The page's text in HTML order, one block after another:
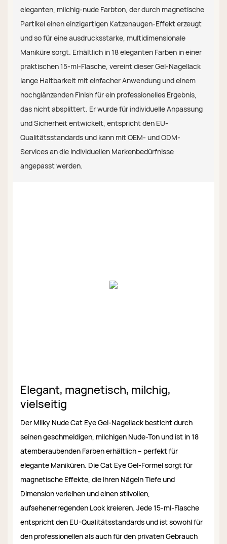
eleganten, milchig-nude Farbton, der durch magnetische
Partikel einen einzigartigen Katzenaugen-Effekt erzeugt
und so für eine ausdrucksstarke, multidimensionale
Maniküre sorgt. Erhältlich in 18 eleganten Farben in einer
praktischen 15-ml-Flasche, vereint dieser Gel-Nagellack
lange Haltbarkeit mit einfacher Anwendung und einem
hochglänzenden Finish für ein professionelles Ergebnis,
das nicht absplittert. Er wurde für individuelle Anpassung
und Sicherheit entwickelt, entspricht den EU-
Qualitätsstandards und kann mit OEM- und ODM-
Services an die individuellen Markenbedürfnisse
angepasst werden.
Elegant, magnetisch, milchig,
vielseitig
Der Milky Nude Cat Eye Gel-Nagellack besticht durch
seinen geschmeidigen, milchigen Nude-Ton und ist in 18
atemberaubenden Farben erhältlich – perfekt für
elegante Maniküren. Die Cat Eye Gel-Formel sorgt für
magnetische Effekte, die Ihren Nägeln Tiefe und
Dimension verleihen und einen stilvollen,
aufsehenerregenden Look kreieren. Jede 15-ml-Flasche
entspricht den EU-Qualitätsstandards und ist sowohl für
den professionellen als auch für den privaten Gebrauch